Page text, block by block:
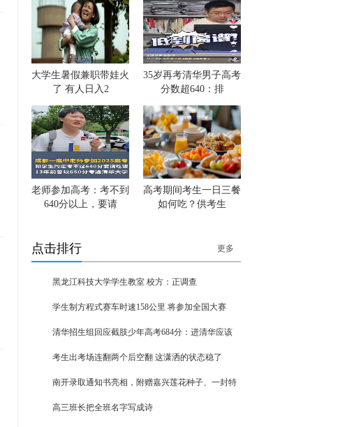
大学生暑假兼职带娃火
了 有人日入2
35岁再考清华男子高考
分数超640：排
老师参加高考：考不到
640分以上，要请
高考期间考生一日三餐
如何吃？供考生
点击排行 更多
黑龙江科技大学学生教室 校方：正调查
学生制方程式赛车时速158公里 将参加全国大赛
清华招生组回应截肢少年高考684分：进清华应该
考生出考场连翻两个后空翻 这潇洒的状态稳了
南开录取通知书亮相，附赠嘉兴莲花种子、一封特
高三班长把全班名字写成诗